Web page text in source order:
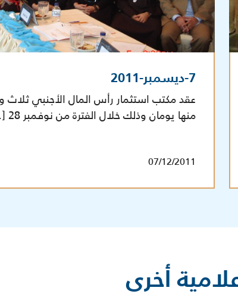
7-ديسمبر-2011
عقد مكتب استثمار رأس المال الأجنبي
منها يومان وذلك خلال الفترة من نوفمبر 28 […]
07/12/2011
أخرى